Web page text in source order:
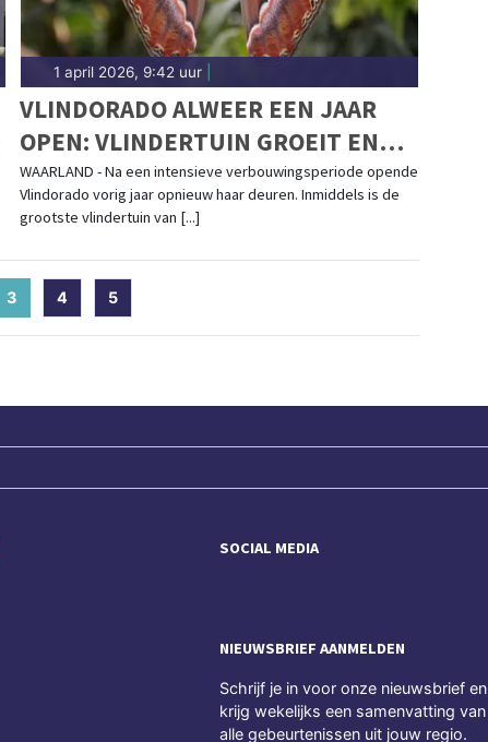
1 april 2026, 9:42 uur|
VLINDORADO ALWEER EEN JAAR
OPEN: VLINDERTUIN GROEIT EN
BLOEIT IN WAARLAND
WAARLAND - Na een intensieve verbouwingsperiode opende
Vlindorado vorig jaar opnieuw haar deuren. Inmiddels is de
grootste vlindertuin van [...]
3(current)
4 5
SOCIAL MEDIA
NIEUWSBRIEF AANMELDEN
Schrijf je in voor onze nieuwsbrief en
krijg wekelijks een samenvatting van
alle gebeurtenissen uit jouw regio.